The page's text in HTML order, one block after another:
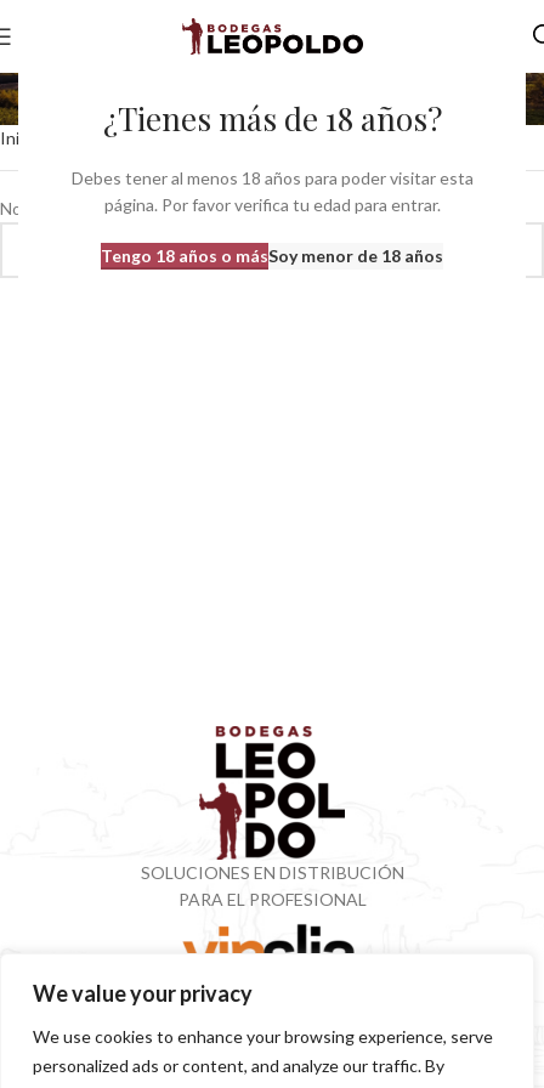
¿Tienes más de 18 años?
Debes tener al menos 18 años para poder visitar esta
página. Por favor verifica tu edad para entrar.
Tengo 18 años o másSoy menor de 18 años
We value your privacy
We use cookies to enhance your browsing experience, serve
personalized ads or content, and analyze our traffic. By
Vinalia Vinoteca Ondara
Inicio Productor del producto Vinalia Vinoteca Ondara
No se han encontrado productos que coincidan con tu selección.
SOLUCIONES EN DISTRIBUCIÓN
PARA EL PROFESIONAL
EN VINOS Y DESTILADOS